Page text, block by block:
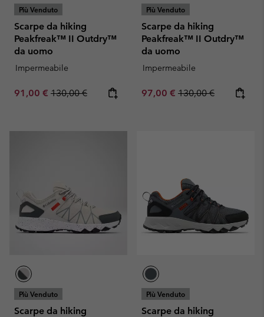
Più Venduto
Scarpe da hiking
Peakfreak™ II Outdry™
da uomo
Impermeabile
Sale price:
91,00 € Regular price:
130,00 €
Più Venduto
Scarpe da hiking
Peakfreak™ II Outdry™
da uomo
Impermeabile
Sale price:
97,00 € Regular price:
130,00 €
Più Venduto
Scarpe da hiking
Più Venduto
Scarpe da hiking